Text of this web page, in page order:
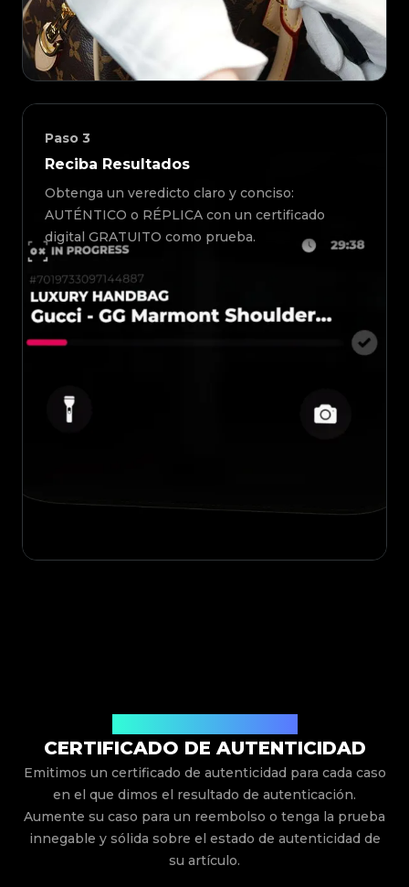
Paso 3
Reciba Resultados
Obtenga un veredicto claro y conciso:
AUTÉNTICO o RÉPLICA con un certificado
digital GRATUITO como prueba.
CERTIFICADO DE AUTENTICIDAD
Emitimos un certificado de autenticidad para cada caso
en el que dimos el resultado de autenticación.
Aumente su caso para un reembolso o tenga la prueba
innegable y sólida sobre el estado de autenticidad de
su artículo.